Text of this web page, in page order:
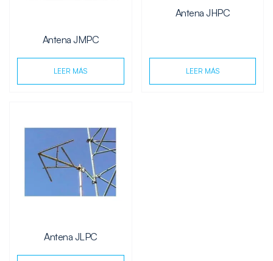
Antena JMPC
LEER MÁS
Antena JHPC
LEER MÁS
Antena JLPC